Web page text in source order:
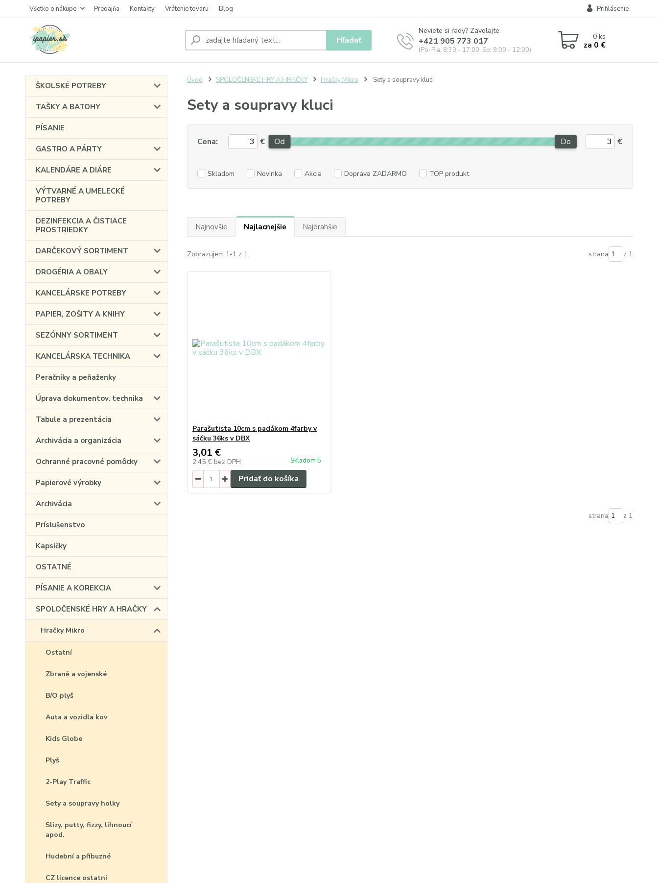
Všetko o nákupe Predajňa Kontakty Vrátenie tovaru Blog Prihlásenie
Hľadať
Neviete si rady? Zavolajte.
+421 905 773 017
(Po-Pia, 8:30 - 17:00, So: 9:00 - 12:00)
0ks
za 0 €
ŠKOLSKÉ POTREBY
TAŠKY A BATOHY
PÍSANIE
GASTRO A PÁRTY
KALENDÁRE A DIÁRE
VÝTVARNÉ A UMELECKÉ
POTREBY
DEZINFEKCIA A ČISTIACE
PROSTRIEDKY
DARČEKOVÝ SORTIMENT
DROGÉRIA A OBALY
KANCELÁRSKE POTREBY
PAPIER, ZOŠITY A KNIHY
SEZÓNNY SORTIMENT
KANCELÁRSKA TECHNIKA
Peračníky a peňaženky
Úprava dokumentov, technika
Tabule a prezentácia
Archivácia a organizácia
Ochranné pracovné pomôcky
Papierové výrobky
Archivácia
Príslušenstvo
Kapsičky
OSTATNÉ
PÍSANIE A KOREKCIA
SPOLOČENSKÉ HRY A HRAČKY
Hračky Mikro
Ostatní
Zbraně a vojenské
B/O plyš
Auta a vozidla kov
Kids Globe
Plyš
2-Play Traffic
Sety a soupravy holky
Slizy, putty, fizzy, líhnoucí
apod.
Hudební a příbuzné
CZ licence ostatní
Úvod SPOLOČENSKÉ HRY A HRAČKY Hračky Mikro Sety a soupravy kluci
Sety a soupravy kluci
Cena: € Od Do €
Skladom Novinka Akcia Doprava ZADARMO TOP produkt
Najnovšie Najlacnejšie Najdrahšie
Zobrazujem 1-1 z 1 strana z 1
Parašutista 10cm s padákom 4farby v
sáčku 36ks v DBX
3,01 €
2,45 € bez DPH Skladom 5
Pridať do košíka
strana z 1